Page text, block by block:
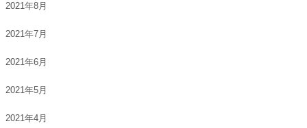
2021年8月
2021年7月
2021年6月
2021年5月
2021年4月